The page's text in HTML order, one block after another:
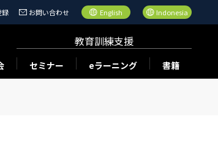
録 お問い合わせ English Indonesia
教育訓練支援
セミナー eラーニング 書籍